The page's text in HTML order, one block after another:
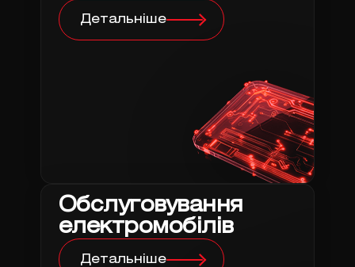
Детальніше
Обслуговування
електромобілів
Детальніше